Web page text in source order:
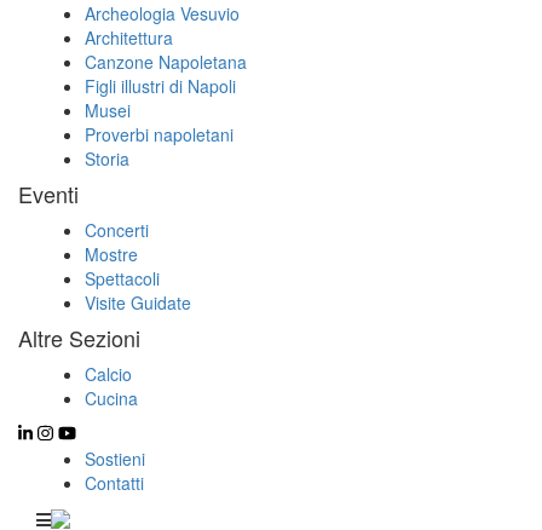
Archeologia Vesuvio
Architettura
Canzone Napoletana
Figli illustri di Napoli
Musei
Proverbi napoletani
Storia
Eventi
Concerti
Mostre
Spettacoli
Visite Guidate
Altre Sezioni
Calcio
Cucina
Sostieni
Contatti